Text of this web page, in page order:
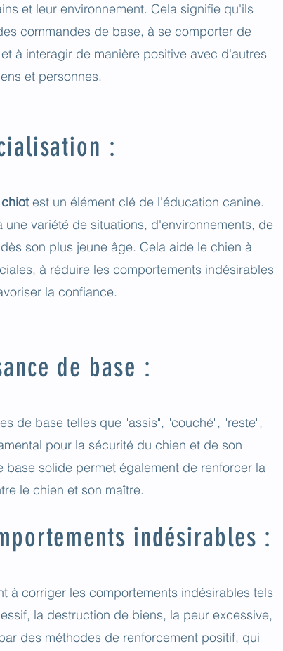
et leur environnement. Cela signifie qu'ils
commandes de base, à se comporter de
à interagir de manière positive avec d'autres
et personnes.
:
est un élément clé de l'éducation canine.
variété de situations, d'environnements, de
son plus jeune âge. Cela aide le chien à
à réduire les comportements indésirables
la confiance.
de base :
de base telles que "assis", "couché", "reste",
pour la sécurité du chien et de son
solide permet également de renforcer la
le chien et son maître.
indésirables :
à corriger les comportements indésirables tels
la destruction de biens, la peur excessive,
des méthodes de renforcement positif, qui